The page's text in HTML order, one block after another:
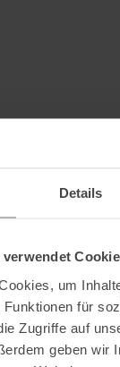
Details
verwendet
um
für
Zugriffe auf
geben wir
UNDER
des
Tag lang